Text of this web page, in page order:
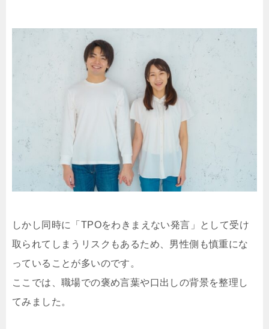
しかし同時に「TPOをわきまえない発言」として受け
取られてしまうリスクもあるため、男性側も慎重にな
っていることが多いのです。
ここでは、職場での褒め言葉や口出しの背景を整理し
てみました。